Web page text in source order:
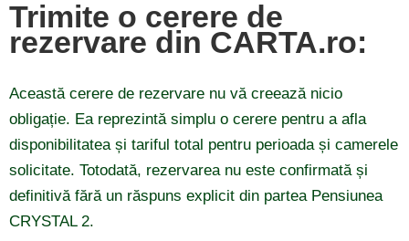
Trimite o cerere de
rezervare din CARTA.ro:
Această cerere de rezervare nu vă creează nicio
obligație. Ea reprezintă simplu o cerere pentru a afla
disponibilitatea și tariful total pentru perioada și camerele
solicitate. Totodată, rezervarea nu este confirmată și
definitivă fără un răspuns explicit din partea Pensiunea
CRYSTAL 2.